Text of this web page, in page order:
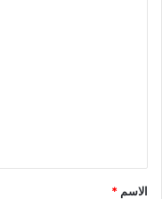
*
الاسم *